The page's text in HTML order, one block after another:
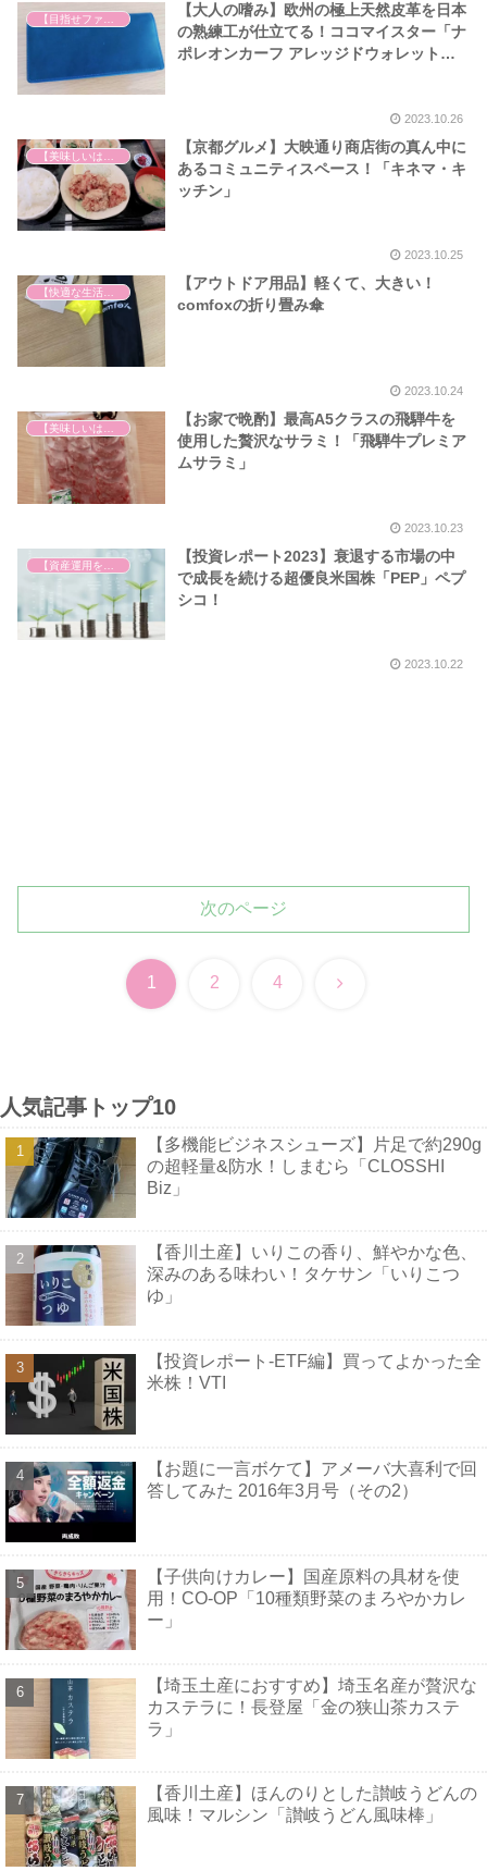
【大人の嗜み】欧州の極上天然皮革を日本
の熟練工が仕立てる！ココマイスター「ナ
ポレオンカーフ アレッジドウォレット」
2023.10.26
【京都グルメ】大映通り商店街の真ん中に
あるコミュニティスペース！「キネマ・キ
ッチン」
2023.10.25
【アウトドア用品】軽くて、大きい！
comfoxの折り畳み傘
2023.10.24
【美味しいは正義】
【お家で晩酌】最高A5クラスの飛騨牛を
使用した贅沢なサラミ！「飛騨牛プレミア
ムサラミ」
2023.10.23
【投資レポート2023】衰退する市場の中
で成長を続ける超優良米国株「PEP」ペプ
シコ！
2023.10.22
次のページ
1 2 4 次
人気記事トップ10
【多機能ビジネスシューズ】片足で約290g
の超軽量&防水！しまむら「CLOSSHI
Biz」
【香川土産】いりこの香り、鮮やかな色、
深みのある味わい！タケサン「いりこつ
ゆ」
【投資レポート-ETF編】買ってよかった全
米株！VTI
【お題に一言ボケて】アメーバ大喜利で回
答してみた 2016年3月号（その2）
【子供向けカレー】国産原料の具材を使
用！CO-OP「10種類野菜のまろやかカレ
ー」
【埼玉土産におすすめ】埼玉名産が贅沢な
カステラに！長登屋「金の狭山茶カステ
ラ」
【香川土産】ほんのりとした讃岐うどんの
風味！マルシン「讃岐うどん風味棒」